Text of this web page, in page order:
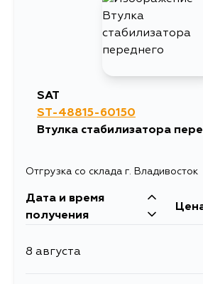
SAT
ST-48815-60150
Втулка стабилизатора
Отгрузка со склада г. Владивосток
Дата и время
получения
8 августа